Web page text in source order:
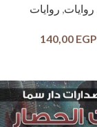
روايات روايات
140,00 EGP